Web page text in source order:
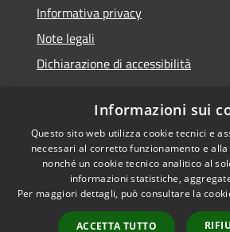
Informativa privacy
Note legali
Dichiarazione di accessibilità
RSS
Accessibilità
Cookie
Mappa del sito
Informazioni sui
Questo sito web utilizza cookie tecnici e
necessari al corretto funzionamento e
nonché un cookie tecnico analitico al
informazioni statistiche,
Per maggiori dettagli, può consultare la
ACCETTA TUTTO